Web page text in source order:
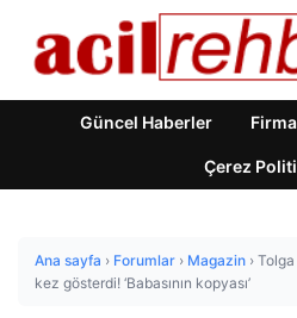
Güncel Haberler
Çerez
Ana sayfa › Forumlar › Magazin › Tolga
kez gösterdi! ‘Babasının kopyası’